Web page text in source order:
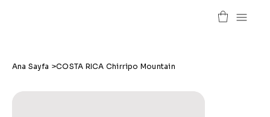
Ana Sayfa >COSTA RICA Chirripo Mountain